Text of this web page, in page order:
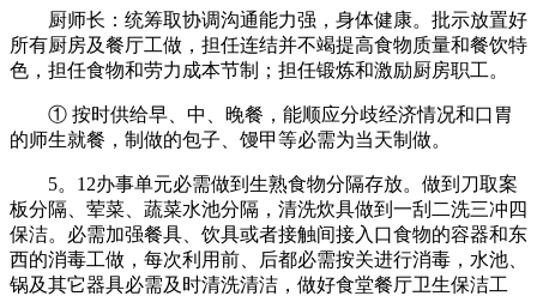
厨师长：统筹取协调沟通能力强，身体健康。批示放置好
所有厨房及餐厅工做，担任连结并不竭提高食物质量和餐饮特
色，担任食物和劳力成本节制；担任锻炼和激励厨房职工。
① 按时供给早、中、晚餐，能顺应分歧经济情况和口胃
的师生就餐，制做的包子、馒甲等必需为当天制做。
5。12办事单元必需做到生熟食物分隔存放。做到刀取案
板分隔、荤菜、蔬菜水池分隔，清洗炊具做到一刮二洗三冲四
保洁。必需加强餐具、饮具或者接触间接入口食物的容器和东
西的消毒工做，每次利用前、后都必需按关进行消毒，水池、
锅及其它器具必需及时清洗清洁，做好食堂餐厅卫生保洁工